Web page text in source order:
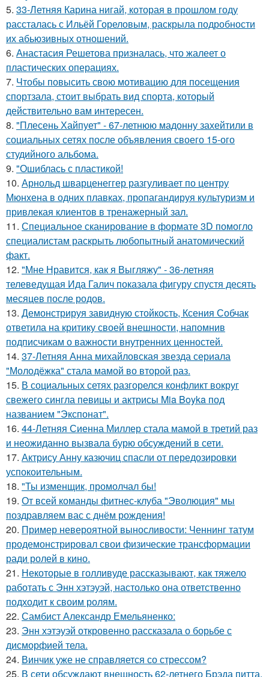
5. 33-Летняя Карина нигай, которая в прошлом году
рассталась с Ильёй Гореловым, раскрыла подробности
их абьюзивных отношений.
6. Анастасия Решетова призналась, что жалеет о
пластических операциях.
7. Чтобы повысить свою мотивацию для посещения
спортзала, стоит выбрать вид спорта, который
действительно вам интересен.
8. "Плесень Хайпует" - 67-летнюю мадонну захейтили в
социальных сетях после объявления своего 15-ого
студийного альбома.
9. "Ошиблась с пластикой!
10. Арнольд шварценеггер разгуливает по центру
Мюнхена в одних плавках, пропагандируя культуризм и
привлекая клиентов в тренажерный зал.
11. Специальное сканирование в формате 3D помогло
специалистам раскрыть любопытный анатомический
факт.
12. "Мне Нравится, как я Выгляжу" - 36-летняя
телеведущая Ида Галич показала фигуру спустя десять
месяцев после родов.
13. Демонстрируя завидную стойкость, Ксения Собчак
ответила на критику своей внешности, напомнив
подписчикам о важности внутренних ценностей.
14. 37-Летняя Анна михайловская звезда сериала
"Молодёжка" стала мамой во второй раз.
15. В социальных сетях разгорелся конфликт вокруг
свежего сингла певицы и актрисы Mia Boyka под
названием "Экспонат".
16. 44-Летняя Сиенна Миллер стала мамой в третий раз
и неожиданно вызвала бурю обсуждений в сети.
17. Актрису Анну казючиц спасли от передозировки
успокоительным.
18. "Ты изменщик, промолчал бы!
19. От всей команды фитнес-клуба "Эволюция" мы
поздравляем вас с днём рождения!
20. Пример невероятной выносливости: Ченнинг татум
продемонстрировал свои физические трансформации
ради ролей в кино.
21. Некоторые в голливуде рассказывают, как тяжело
работать с Энн хэтэуэй, настолько она ответственно
подходит к своим ролям.
22. Самбист Александр Емельяненко:
23. Энн хэтэуэй откровенно рассказала о борьбе с
дисморфией тела.
24. Винчик уже не справляется со стрессом?
25. В сети обсуждают внешность 62-летнего Брэда питта.